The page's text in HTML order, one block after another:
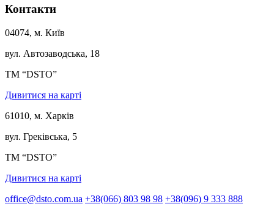
Контакти
04074, м. Київ
вул. Автозаводська, 18
ТМ “DSTO”
Дивитися на карті
61010, м. Харків
вул. Греківська, 5
ТМ “DSTO”
Дивитися на карті
office@dsto.com.ua +38(066) 803 98 98 +38(096) 9 333 888